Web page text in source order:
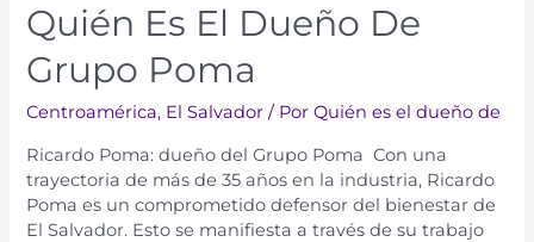
Quién Es El Dueño De
Grupo Poma
Centroamérica, El Salvador / PorQuién es el dueño de
Ricardo Poma: dueño del Grupo Poma Con una
trayectoria de más de 35 años en la industria, Ricardo
Poma es un comprometido defensor del bienestar de
El Salvador. Esto se manifiesta a través de su trabajo